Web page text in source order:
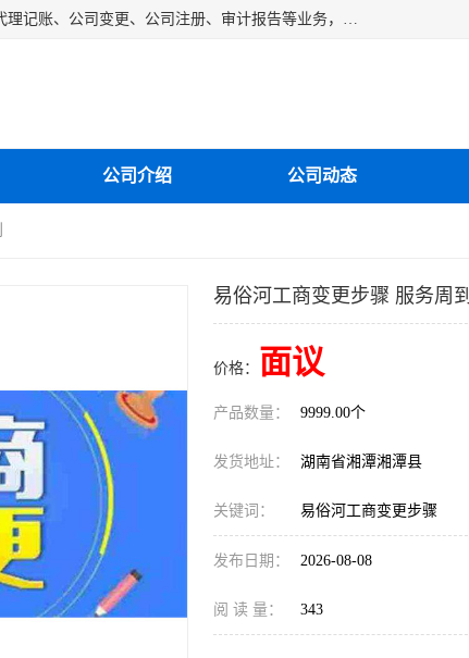
湘潭纳川会计服务有限公司主营从事：湘潭公司账务清理、湘潭公司注销、代理记账、公司变更、公司注册、审计报告等业务，公司设立有专门的代理注册部门，现有工商代办专员，部门经理从事工商代办多年，对各地区公司注册、公司变更、进出口业务等流程以及各行业公司注册、变更所需注意的细节都非常熟悉。
公司介绍 公司动态
易俗河工商变更步骤 服务周到
价格： 面议
产品数量： 9999.00个
发货地址： 湖南省湘潭湘潭县
关键词： 易俗河工商变更步骤
发布日期： 2026-08-08
阅 读 量： 343